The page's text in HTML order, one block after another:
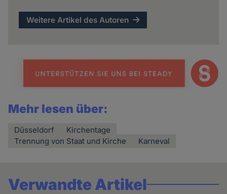
Weitere Artikel des Autoren
Mehr lesen über:
Düsseldorf
Kirchentage
Trennung von Staat und Kirche
Karneval
Verwandte Artikel